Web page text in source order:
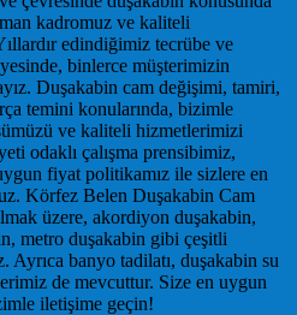
kadromuz ve kaliteli
edindiğimiz tecrübe ve
binlerce müşterimizin
Duşakabin cam değişimi, tamiri,
temini konularında, bizimle
ve kaliteli hizmetlerimizi
odaklı çalışma prensibimiz,
fiyat politikamız ile sizlere en
Körfez Belen Duşakabin Cam
üzere, akordiyon duşakabin,
metro duşakabin gibi çeşitli
banyo tadilatı, duşakabin su
de mevcuttur. Size en uygun
iletişime geçin!